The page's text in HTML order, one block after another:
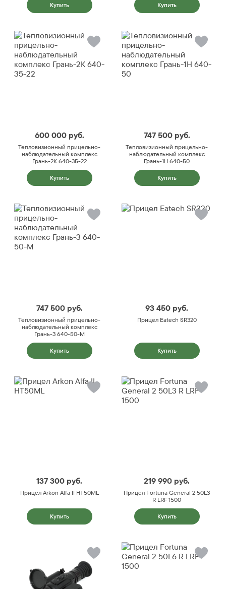
Купить Купить
600 000 руб.
Тепловизионный прицельно-
наблюдательный комплекс
Грань-2К 640-35-22
Купить
747 500 руб.
Тепловизионный прицельно-
наблюдательный комплекс
Грань-1Н 640-50
Купить
747 500 руб.
Тепловизионный прицельно-
наблюдательный комплекс
Грань-3 640-50-М
Купить
93 450 руб.
Прицел Eatech SR320
Купить
137 300 руб.
Прицел Arkon Alfa II HT50ML
Купить
219 990 руб.
Прицел Fortuna General 2 50L3
R LRF 1500
Купить